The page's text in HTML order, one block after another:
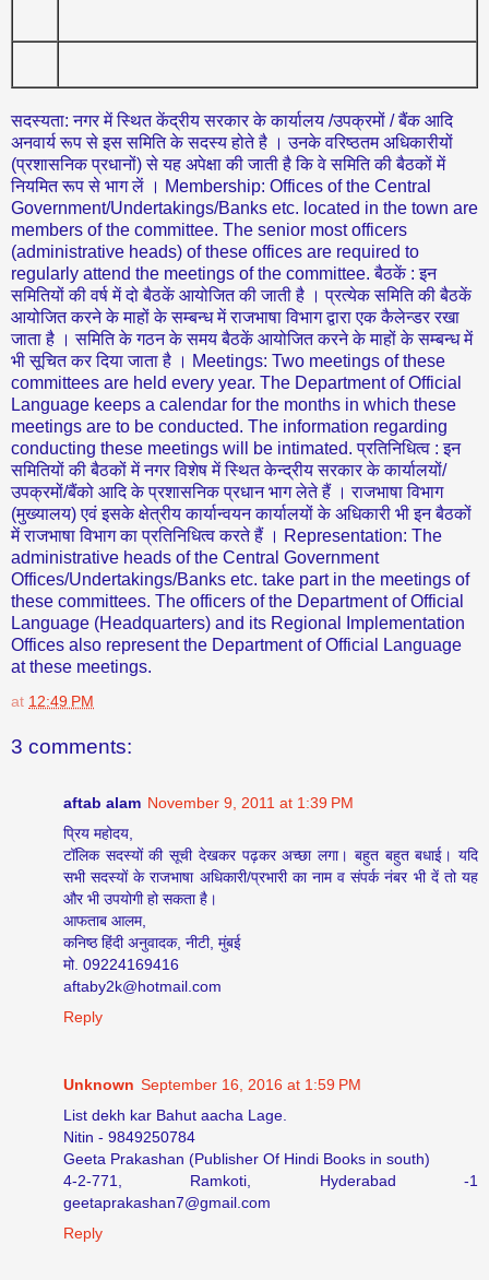
सदस्‍यता: नगर में स्थित केंद्रीय सरकार के कार्यालय /उपक्रमों / बैंक आदि
अनवार्य रूप से इस समिति के सदस्‍य होते है । उनके वरिष्‍ठतम अधिकारीयों
(प्रशासनिक प्रधानों) से यह अपेक्षा की जाती है कि वे समिति की बैठकों में
नियमित रूप से भाग लें । Membership: Offices of the Central
Government/Undertakings/Banks etc. located in the town are
members of the committee. The senior most officers
(administrative heads) of these offices are required to
regularly attend the meetings of the committee. बैठकें : इन
समितियों की वर्ष में दो बैठकें आयोजित की जाती है । प्रत्‍येक समिति की बैठकें
आयोजित करने के माहों के सम्‍बन्‍ध में राजभाषा विभाग द्वारा एक कैलेन्‍डर रखा
जाता है । समिति के गठन के समय बैठकें आयोजित करने के माहों के सम्‍बन्‍ध में
भी सूचित कर दिया जाता है । Meetings: Two meetings of these
committees are held every year. The Department of Official
Language keeps a calendar for the months in which these
meetings are to be conducted. The information regarding
conducting these meetings will be intimated. प्रतिनिधित्‍व : इन
समितियों की बैठकों में नगर विशेष में स्थित केन्‍द्रीय सरकार के कार्यालयों/
उपक्रमों/बैंको आदि के प्रशासनिक प्रधान भाग लेते हैं । राजभाषा विभाग
(मुख्‍यालय) एवं इसके क्षेत्रीय कार्यान्‍वयन कार्यालयों के अधिकारी भी इन बैठकों
में राजभाषा विभाग का प्रतिनिधित्‍व करते हैं । Representation: The
administrative heads of the Central Government
Offices/Undertakings/Banks etc. take part in the meetings of
these committees. The officers of the Department of Official
Language (Headquarters) and its Regional Implementation
Offices also represent the Department of Official Language
at these meetings.
at 12:49 PM
3 comments:
aftab alam November 9, 2011 at 1:39 PM
प्रिय महोदय,
टॉलिक सदस्यों की सूची देखकर पढ़कर अच्छा लगा। बहुत बहुत बधाई। यदि
सभी सदस्यों के राजभाषा अधिकारी/प्रभारी का नाम व संपर्क नंबर भी दें तो यह
और भी उपयोगी हो सकता है।
आफताब आलम,
कनिष्ठ हिंदी अनुवादक, नीटी, मुंबई
मो. 09224169416
aftaby2k@hotmail.com
Reply
Unknown September 16, 2016 at 1:59 PM
List dekh kar Bahut aacha Lage.
Nitin - 9849250784
Geeta Prakashan (Publisher Of Hindi Books in south)
4-2-771, Ramkoti, Hyderabad -1
geetaprakashan7@gmail.com
Reply